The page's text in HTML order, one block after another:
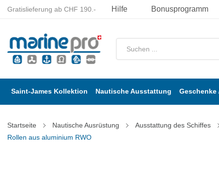
Gratislieferung ab CHF 190.- Hilfe Bonusprogramm
Saint-James Kollektion Nautische Ausstattung Geschenke
Startseite Nautische Ausrüstung Ausstattung des Schiffes
Rollen aus aluminium RWO